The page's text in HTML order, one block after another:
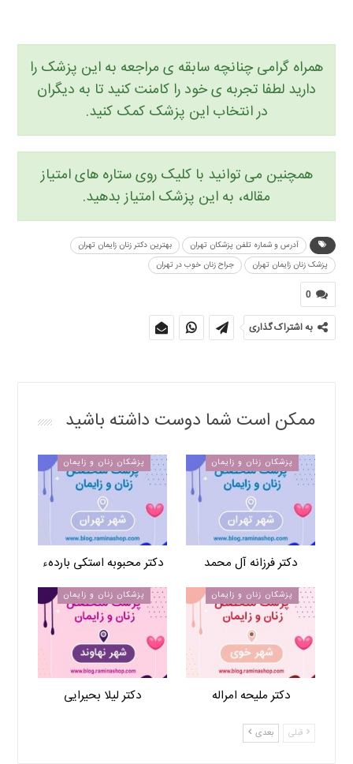
همراه گرامی چنانچه سابقه ی مراجعه به این پزشک را
دارید لطفا تجربه ی خود را کامنت کنید تا به دیگران
در انتخاب این پزشک کمک کنید.
همچنین می توانید با کلیک روی ستاره های امتیاز
مقاله، به این پزشک امتیاز بدهید.
آدرس و شماره تلفن پزشکان تهران
بهترین دکتر زنان زایمان تهران
پزشک زنان زایمان تهران
جراح زنان خوب در تهران
0
به اشتراک گذاری
ممکن است شما دوست داشته باشید
پزشکان زنان و زایمان
دکتر فرزانه آل محمد
پزشکان زنان و زایمان
دکتر محبوبه استکی باردهء
پزشکان زنان و زایمان
دکتر ملیحه امراله
پزشکان زنان و زایمان
دکتر لیلا بحیرایی
قبلی بعدی